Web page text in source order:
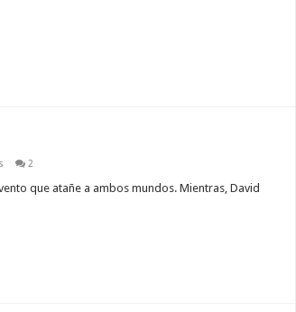
2
que atañe a ambos mundos. Mientras, David